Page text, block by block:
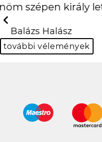
Csak is az iPhone!
Hanna Fehér
Previous
további vélemények